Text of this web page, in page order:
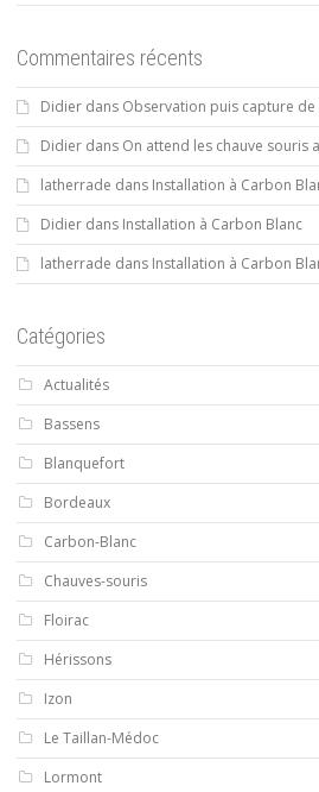
Commentaires récents
Didier dans Observation puis capture
Didier dans On attend les chauve souris
latherrade dans Installation à Carbon
Didier dans Installation à Carbon Blanc
latherrade dans Installation à Carbon
Catégories
Actualités
Bassens
Blanquefort
Bordeaux
Carbon-Blanc
Chauves-souris
Floirac
Hérissons
Izon
Le Taillan-Médoc
Lormont